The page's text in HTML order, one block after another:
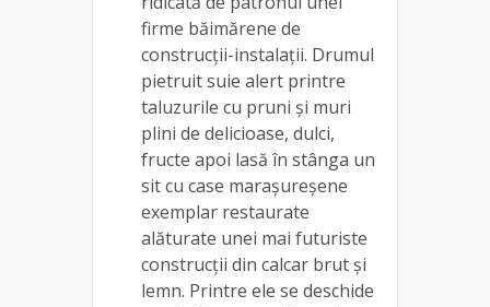
firme băimărene de
construcții-instalații. Drumul
pietruit suie alert printre
taluzurile cu pruni și muri
plini de delicioase, dulci,
fructe apoi lasă în stânga un
sit cu case marașureșene
exemplar restaurate
alăturate unei mai futuriste
construcții din calcar brut și
lemn. Printre ele se deschide